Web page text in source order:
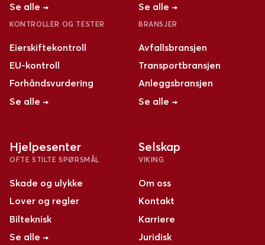
Se alle →
KONTROLLER OG TESTER
Eierskiftekontroll
EU-kontroll
Forhåndsvurdering
Se alle →
Se alle →
BRANSJER
Avfallsbransjen
Transportbransjen
Anleggsbransjen
Se alle →
Hjelpesenter
OFTE STILTE SPØRSMÅL
Skade og ulykke
Lover og regler
Bilteknisk
Se alle →
Selskap
VIKING
Om oss
Kontakt
Karriere
Juridisk